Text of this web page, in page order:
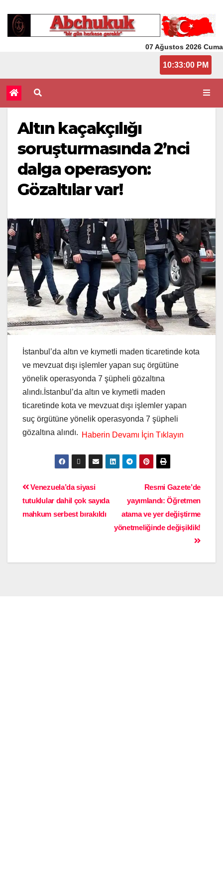
07 Ağustos 2026 Cuma
10:33:01 PM
Altın kaçakçılığı
soruşturmasında 2’nci
dalga operasyon:
Gözaltılar var!
İstanbul’da altın ve kıymetli maden ticaretinde kota
ve mevzuat dışı işlemler yapan suç örgütüne
yönelik operasyonda 7 şüpheli gözaltına
alındı.İstanbul’da altın ve kıymetli maden
ticaretinde kota ve mevzuat dışı işlemler yapan
suç örgütüne yönelik operasyonda 7 şüpheli
gözaltına alındı.
Resmi Gazete’de
yayımlandı: Öğretmen
atama ve yer değiştirme
yönetmeliğinde değişiklik!
Venezuela’da siyasi
tutuklular dahil çok sayıda
mahkum serbest bırakıldı